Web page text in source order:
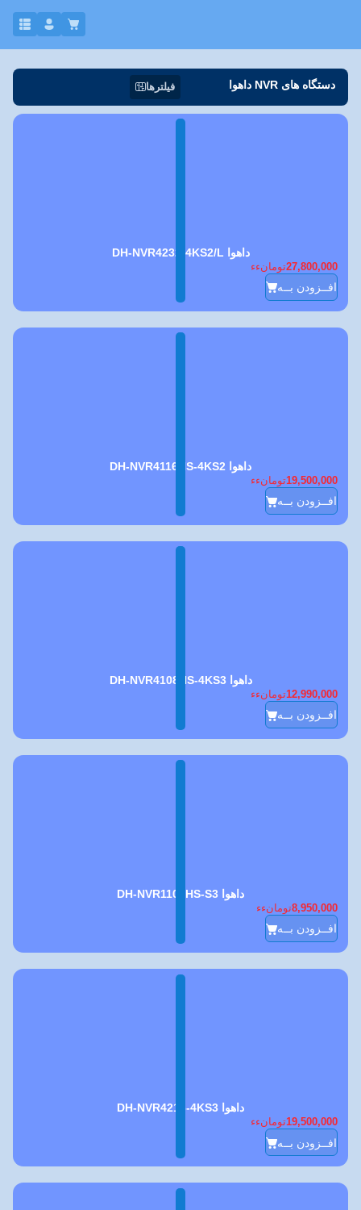
دستگاه های NVR داهوا فیلترها
داهوا DH-NVR4232-4KS2/L
27,800,000تومانءء
افــزودن بــه
داهوا DH-NVR4116HS-4KS2
19,500,000تومانءء
افــزودن بــه
داهوا DH-NVR4108HS-4KS3
12,990,000تومانءء
افــزودن بــه
داهوا DH-NVR1108HS-S3
8,950,000تومانءء
افــزودن بــه
داهوا DH-NVR4216-4KS3
19,500,000تومانءء
افــزودن بــه